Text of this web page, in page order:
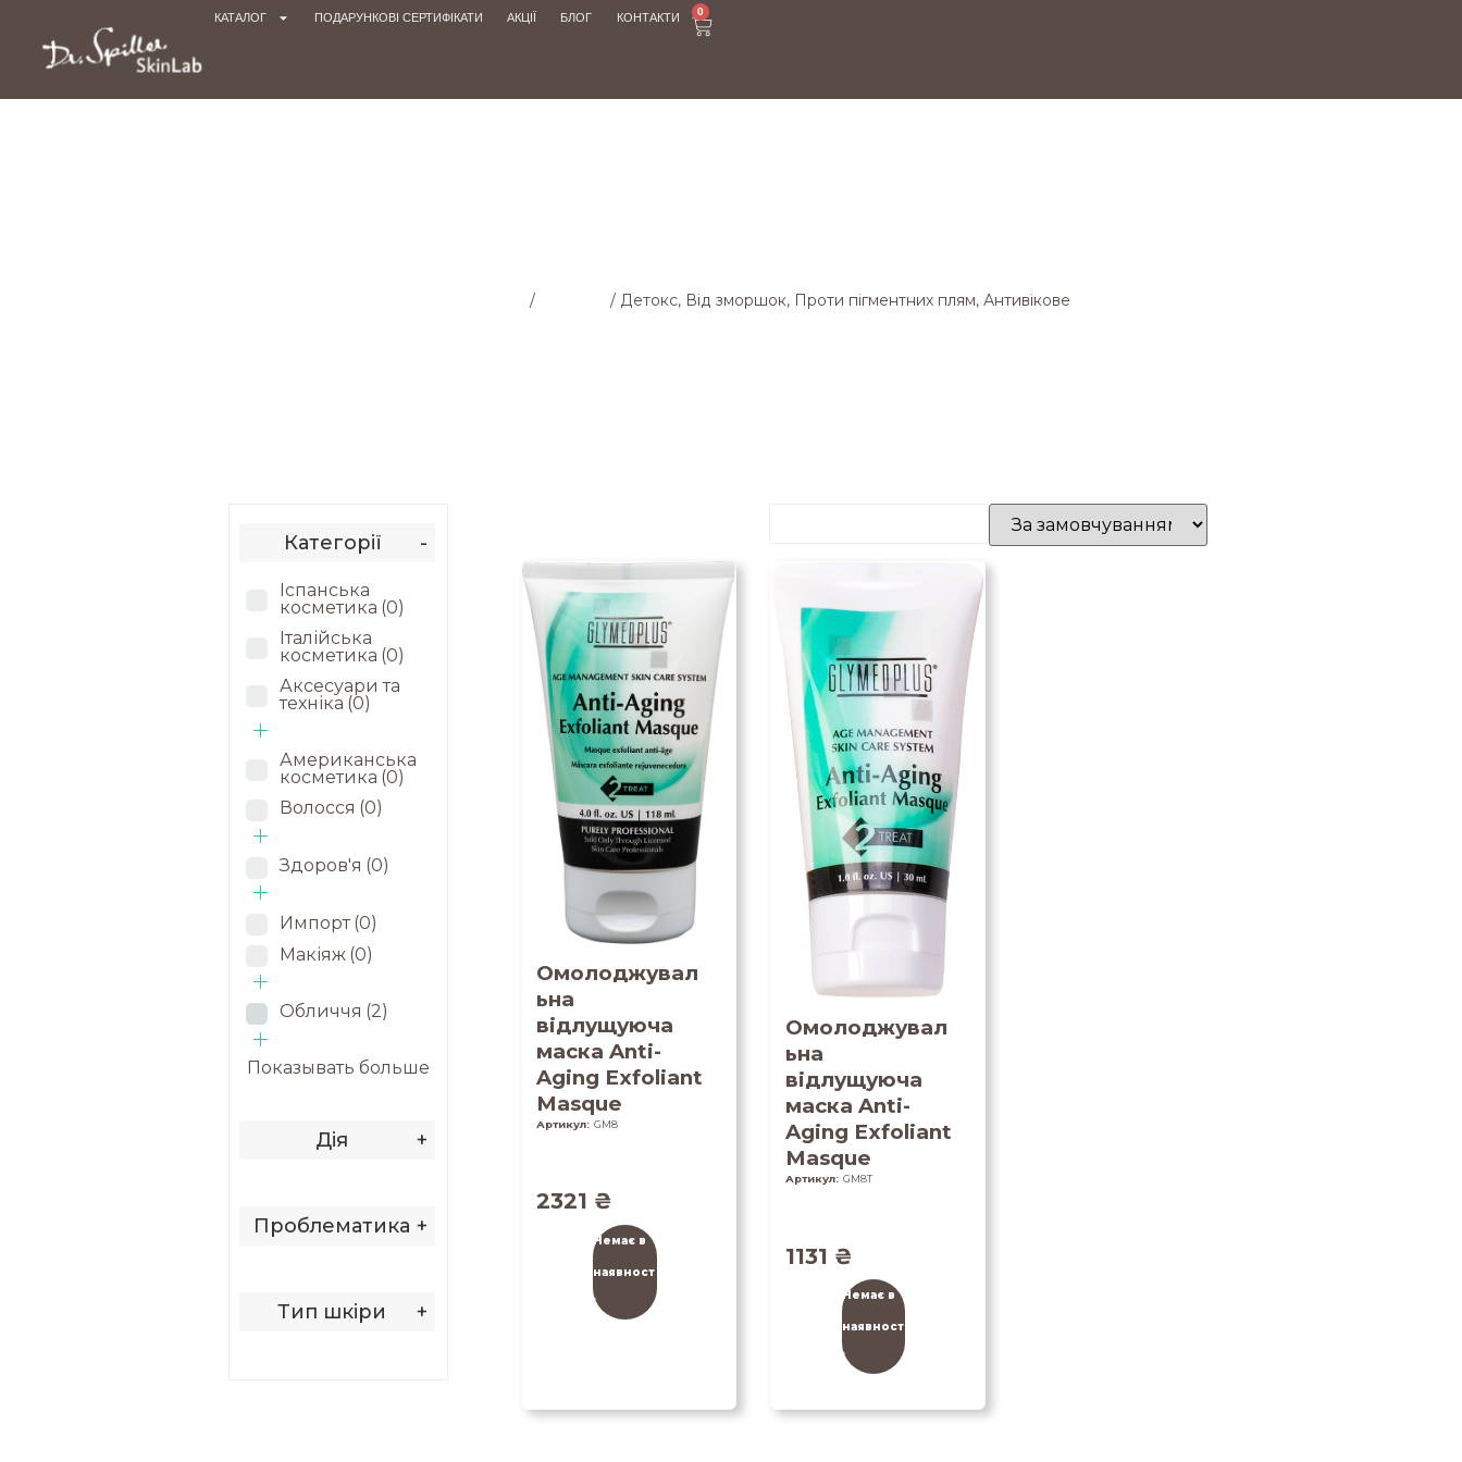
КАТАЛОГ ПОДАРУНКОВІ СЕРТИФІКАТИ АКЦІЇ БЛОГ КОНТАКТИ 0
/ / Детокс, Від зморшок, Проти пігментних плям, Антивікове
Категорії -
Іспанська
косметика (0)
Італійська
косметика (0)
Аксесуари та
техніка (0)
Американська
косметика (0)
Волосся (0)
Здоров'я (0)
Импорт (0)
Макіяж (0)
Обличчя (2)
Показывать больше
Дія +
Проблематика +
Тип шкіри +
Омолоджувал
ьна
відлущуюча
маска Anti-
Aging Exfoliant
Masque
Артикул: GM8
2321 ₴
Немає в
наявност
і
Омолоджувал
ьна
відлущуюча
маска Anti-
Aging Exfoliant
Masque
Артикул: GM8T
1131 ₴
Немає в
наявност
і